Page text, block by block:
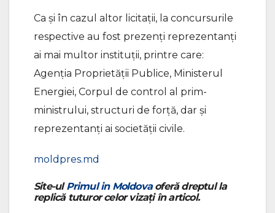
Ca și în cazul altor licitații, la concursurile
respective au fost prezenți reprezentanți
ai mai multor instituții, printre care:
Agenția Proprietății Publice, Ministerul
Energiei, Corpul de control al prim-
ministrului, structuri de forță, dar și
reprezentanți ai societății civile.
moldpres.md
Site-ulPrimul in Moldovaoferă dreptul la
replică tuturor celor vizați în articol.